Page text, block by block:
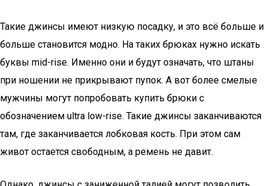
Такие джинсы имеют низкую посадку, и это всё больше и
больше становится модно. На таких брюках нужно искать
буквы mid-rise. Именно они и будут означать, что штаны
при ношении не прикрывают пупок. А вот более смелые
мужчины могут попробовать купить брюки с
обозначением ultra low-rise. Такие джинсы заканчиваются
там, где заканчивается лобковая кость. При этом сам
живот остается свободным, а ремень не давит.